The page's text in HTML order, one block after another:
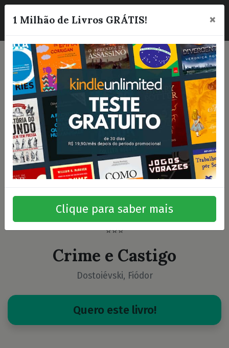
☰
⭐⭐⭐
Crime e Castigo
Dostoiévski, Fiódor
Quero este livro!
1 Milhão de Livros GRÁTIS! ×
Clique para saber mais